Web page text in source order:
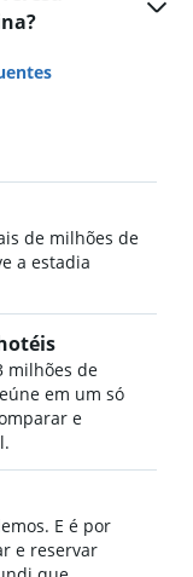
de milhões de
a estadia
milhões de
em um só
e
E é por
e reservar